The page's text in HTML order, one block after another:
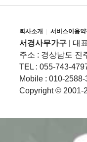
회사소개 서비스이용
서경사무가구
대
주소 : 경상남도 진
TEL : 055-743-
Mobile : 010-
Copyright © 2001-